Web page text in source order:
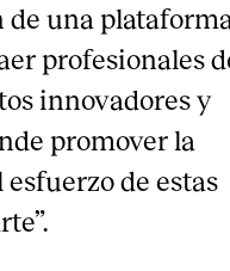
de una
profesionales
innovadores y
promover la
de estas